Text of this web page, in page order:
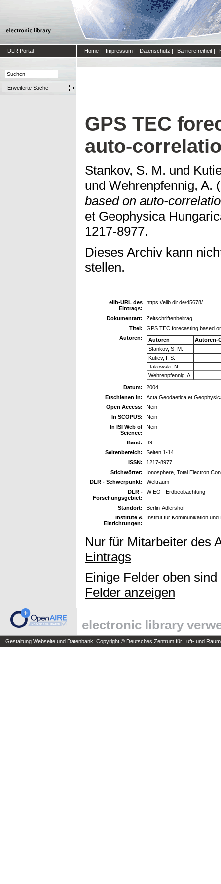
DLR Portal Home | Impressum | Datenschutz | Barrierefreiheit |
Erweiterte Suche
GPS TEC
auto-
Stankov, S. M. und
und Wehrenpfennig, A.
based on auto-
et Geophysica
1217-8977.
Dieses Archiv kann
stellen.
elib-URL des
Eintrags:
https://elib.dlr.de/45678/
Dokumentart:
Zeitschriftenbeitrag
Titel:
GPS TEC forecasting based
Autoren:
Autoren
Autoren-
Stankov, S. M.
Kutiev, I. S.
Jakowski, N.
Wehrenpfennig, A.
Datum:
2004
Erschienen in:
Acta Geodaetica et
Open Access:
Nein
In SCOPUS:
Nein
In ISI Web of
Science:
Nein
Band:
39
Seitenbereich:
Seiten 1-14
ISSN:
1217-8977
Stichwörter:
Ionosphere, Total Electron
DLR - Schwerpunkt:
Weltraum
DLR -
Forschungsgebiet:
W EO - Erdbeobachtung
Standort:
Berlin-Adlershof
Institute &
Einrichtungen:
Institut für Kommunikation und
Nur für Mitarbeiter des
Eintrags
Einige Felder oben
Felder anzeigen
electronic library
Gestaltung Webseite und Datenbank: Copyright © Deutsches Zentrum für Luft- und